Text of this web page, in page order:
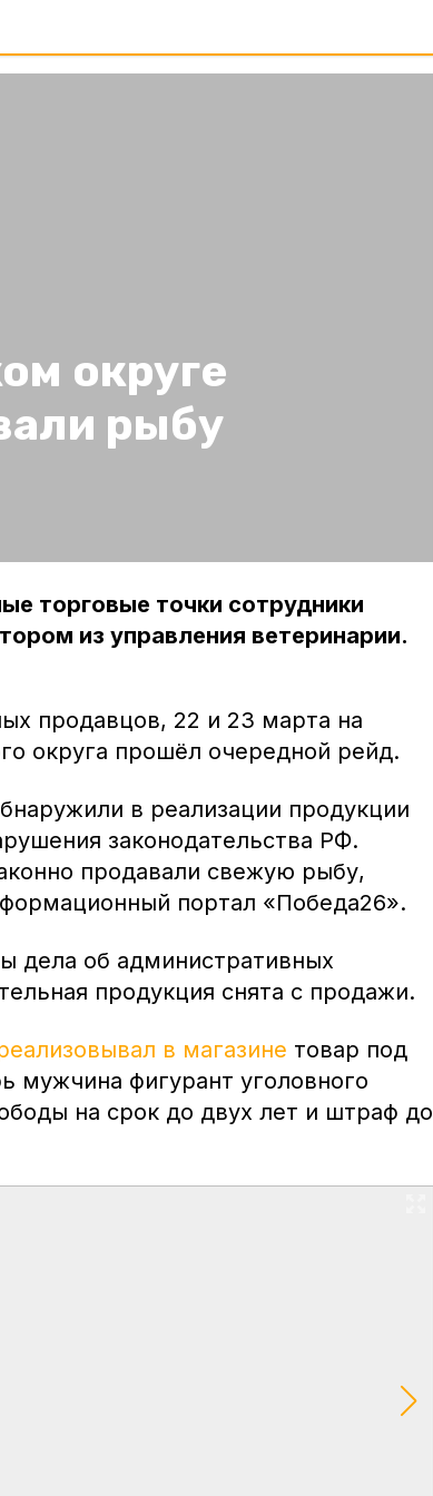
округе
рыбу
торговые точки сотрудники
из управления ветеринарии.
продавцов, 22 и 23 марта на
округа прошёл очередной рейд.
в реализации продукции
законодательства РФ.
продавали свежую рыбу,
портал «Победа26».
дела об административных
продукция снята с продажи.
в магазине товар под
мужчина фигурант уголовного
на срок до двух лет и штраф до